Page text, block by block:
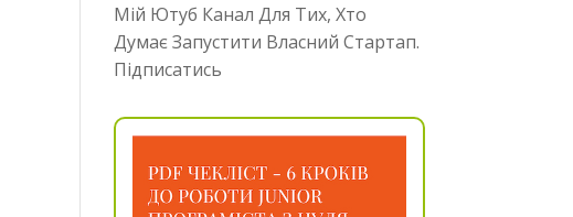
Мій Ютуб Канал Для Тих, Хто
Думає Запустити Власний Стартап.
Підписатись